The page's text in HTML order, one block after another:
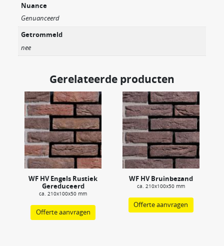
Nuance
Genuanceerd
Getrommeld
nee
Gerelateerde producten
WF HV Engels Rustiek
Gereduceerd
ca. 210x100x50 mm
Offerte aanvragen
WF HV Bruinbezand
ca. 210x100x50 mm
Offerte aanvragen